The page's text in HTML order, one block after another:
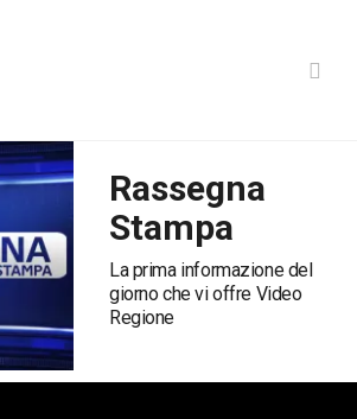
Rassegna
Stampa
La prima informazione del
giorno che vi offre Video
Regione